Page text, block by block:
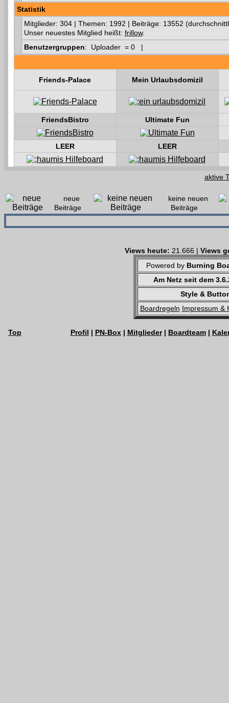
Statistik
Mitglieder: 304 | Themen: 1992 | Beiträge: 13552
Unser neuestes Mitglied heißt: frillow.
Benutzergruppen: Uploader = 0 |
Friends-Palace Mein Urlaubsdomizil
FriendsBistro Ultimate Fun
LEER LEER
aktive
neue
Beiträge
keine neuen
Beiträge
Views heute: 21.666 | Views
Powered by Burning
Am Netz seit dem
Style &
Boardregeln Impressum &
Top Profil | PN-Box| Mitglieder| Boardteam|